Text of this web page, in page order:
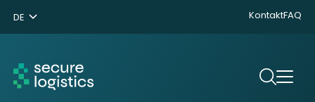
DE
NL
ENG
KontaktFAQ